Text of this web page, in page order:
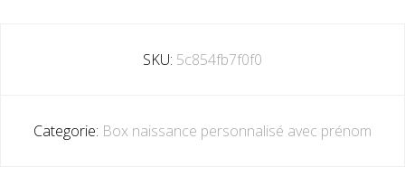
SKU: 5c854fb7f0f0
Categorie: Box naissance personnalisé avec prénom